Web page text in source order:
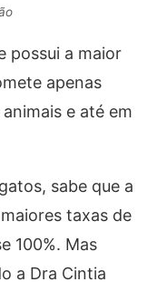
possui a maior
apenas
e até em
sabe que a
taxas de
100%. Mas
a Dra Cintia